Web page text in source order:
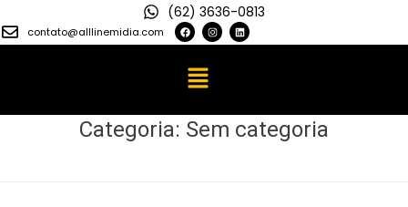
(62) 3636-0813
contato@alllinemidia.com
Categoria: Sem categoria